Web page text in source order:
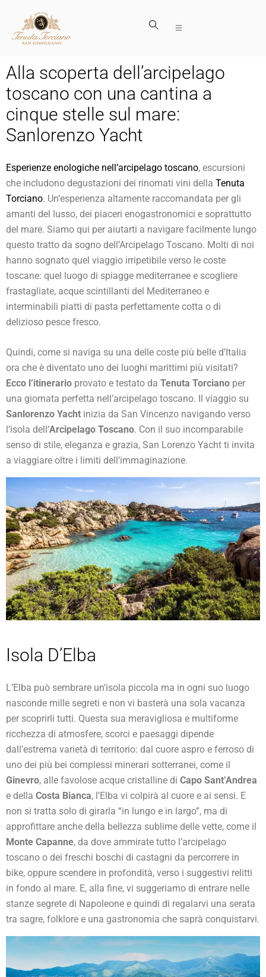
Alla scoperta dell’arcipelago
toscano con una cantina a
cinque stelle sul mare:
Sanlorenzo Yacht
Esperienze enologiche nell’arcipelago toscano, escursioni
che includono degustazioni dei rinomati vini della Tenuta
Torciano. Un’esperienza altamente raccomandata per gli
amanti del lusso, dei piaceri enogastronomici e soprattutto
del mare. Siamo qui per aiutarti a navigare facilmente lungo
questo tratto da sogno dell’Arcipelago Toscano. Molti di noi
hanno sognato quel viaggio irripetibile verso le coste
toscane: quel luogo di spiagge mediterranee e scogliere
frastagliate, acque scintillanti del Mediterraneo e
interminabili piatti di pasta perfettamente cotta o di
delizioso pesce fresco.
Quindi, come si naviga su una delle coste più belle d’Italia
ora che è diventato uno dei luoghi marittimi più visitati?
Ecco l’itinerario provato e testato da Tenuta Torciano per
una giornata perfetta nell’arcipelago toscano. Il viaggio su
Sanlorenzo Yacht inizia da San Vincenzo navigando verso
l’isola dell’Arcipelago Toscano. Con il suo incomparabile
senso di stile, eleganza e grazia, San Lorenzo Yacht ti invita
a viaggiare oltre i limiti dell’immaginazione.
Isola D’Elba
L’Elba può sembrare un’isola piccola ma in ogni suo luogo
nasconde mille segreti e non vi basterà una sola vacanza
per scoprirli tutti. Questa sua meravigliosa e multiforme
ricchezza di atmosfere, scorci e paesaggi dipende
dall’estrema varietà di territorio: dal cuore aspro e ferroso di
uno dei più bei complessi minerari sotterranei, come il
Ginevro, alle favolose acque cristalline di Capo Sant’Andrea
e della Costa Bianca, l’Elba vi colpirà al cuore e ai sensi. E
non si tratta solo di girarla “in lungo e in largo”, ma di
approfittare anche della bellezza sublime delle vette, come il
Monte Capanne, da dove ammirate tutto l’arcipelago
toscano o dei freschi boschi di castagni da percorrere in
bike, oppure scendere in profondità, verso i suggestivi relitti
in fondo al mare. E, alla fine, vi suggeriamo di entrare nelle
stanze segrete di Napoleone e quindi di regalarvi una serata
tra sagre, folklore e una gastronomia che saprà conquistarvi.